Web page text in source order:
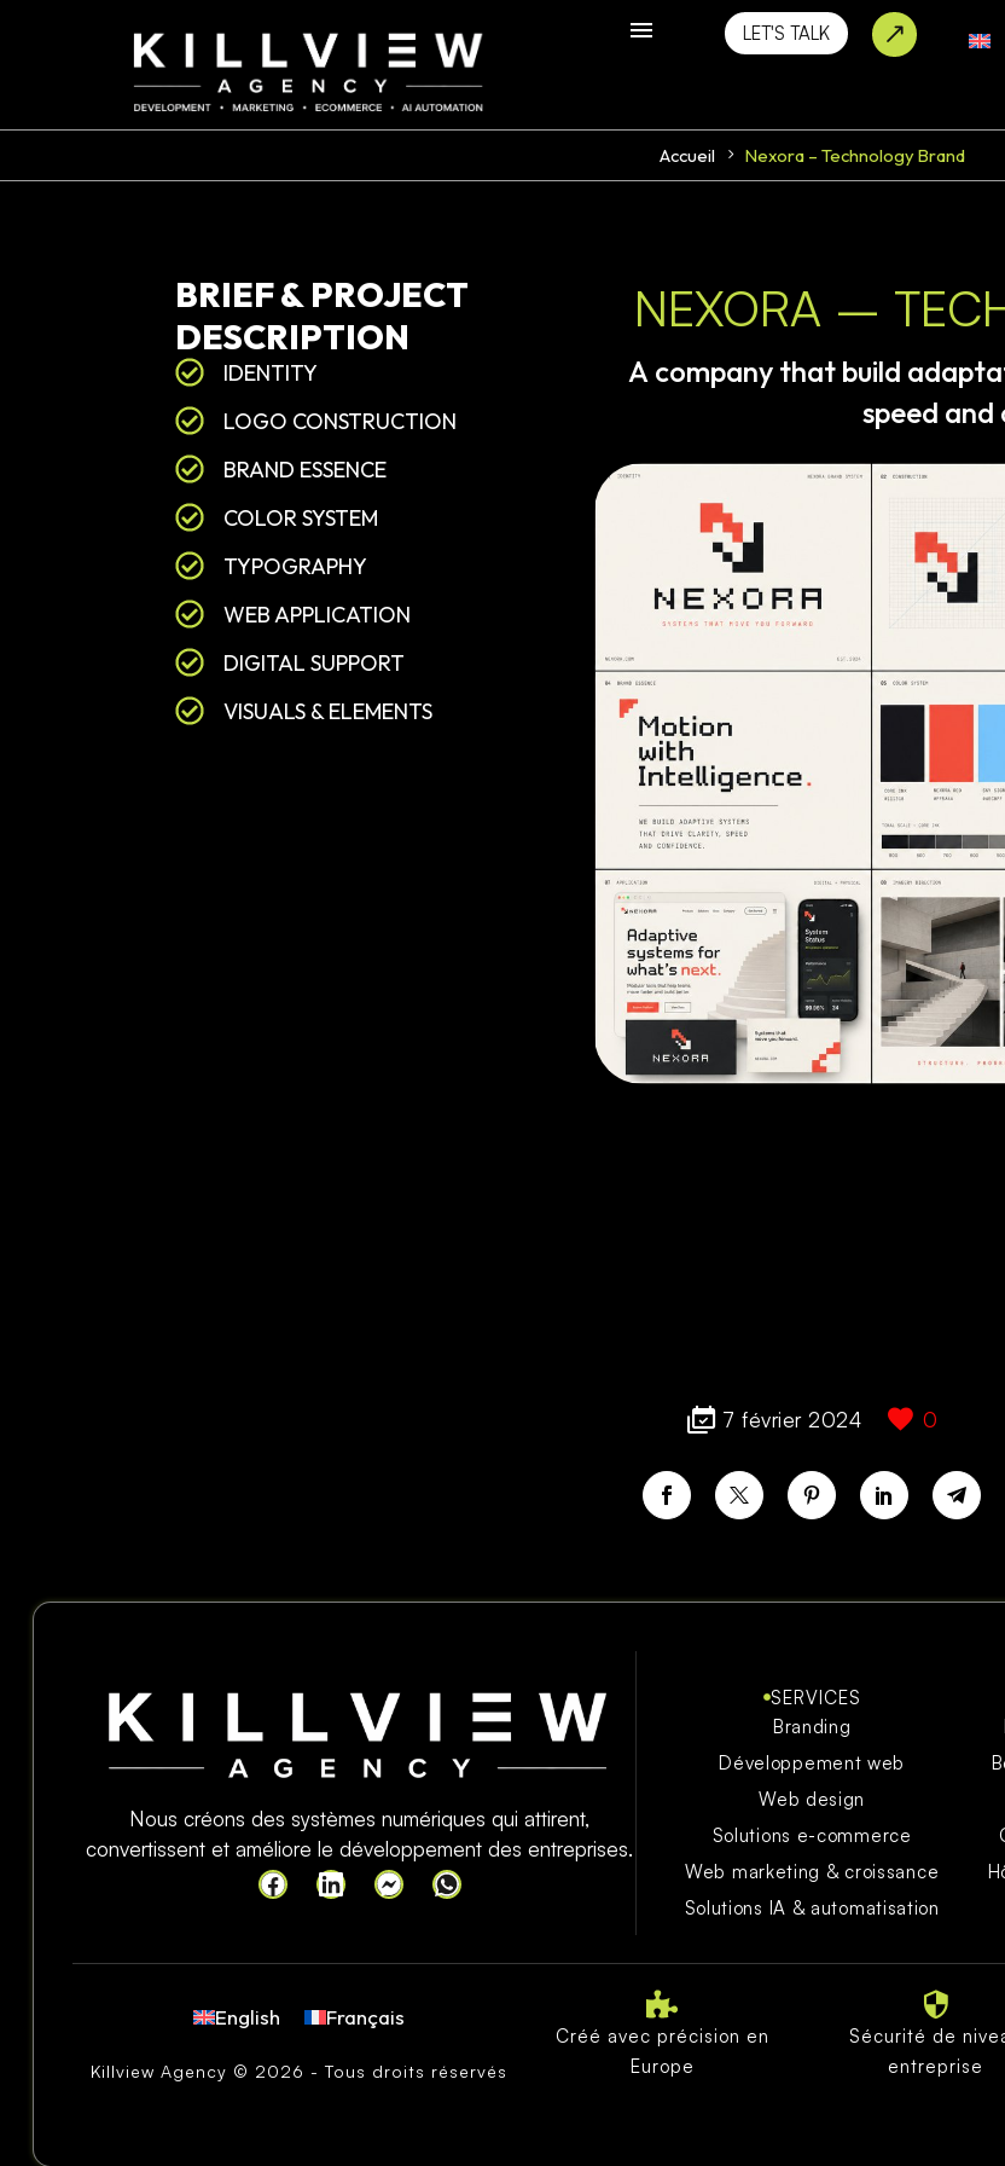
LET'S TALK
Accueil Nexora – Technology Brand
BRIEF& PROJECT
DESCRIPTION
IDENTITY
LOGO CONSTRUCTION
BRAND ESSENCE
COLOR SYSTEM
TYPOGRAPHY
WEB APPLICATION
DIGITAL SUPPORT
VISUALS & ELEMENTS
NEXORA –
A company that build
speed and
7 février 2024 0
Nous créons des systèmes numériques qui attirent,
convertissent et améliore le développement des entreprises.
SERVICES
Branding
Développement web
Web design
Solutions e-commerce
Web marketing & croissance
Solutions IA & automatisation
English Français
Killview Agency © 2026 - Tous droits réservés
Créé avec précision en
Europe
Sécurité de
entreprise